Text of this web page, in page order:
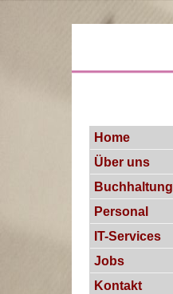
Home
Über uns
Buchhaltung
Personal
IT-Services
Jobs
Kontakt